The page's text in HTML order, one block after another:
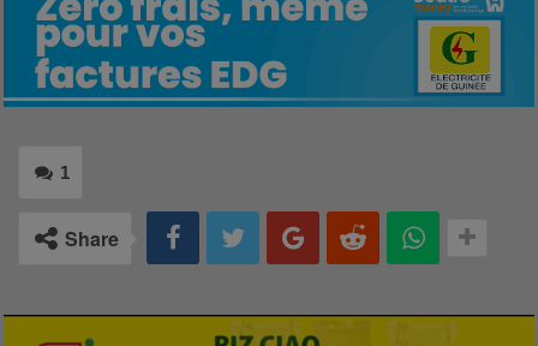
1
Share